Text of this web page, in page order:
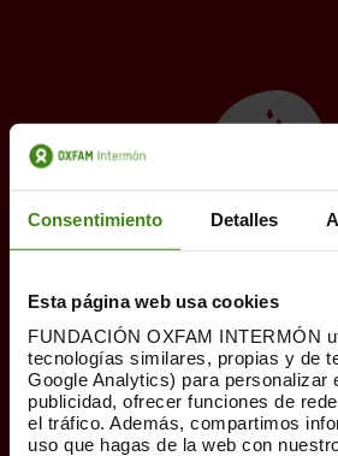
Consentimiento Detalles
Esta página web usa cookies
FUNDACIÓN OXFAM INTERMÓN
tecnologías similares, propias y de
Google Analytics) para personalizar
publicidad, ofrecer funciones de
el tráfico. Además, compartimos
uso que hagas de la web con
Proporcionamos puntos de agua
rabajamos en el
teniendo en cuenta la cantidad
misma y asegurando que la
correcta.